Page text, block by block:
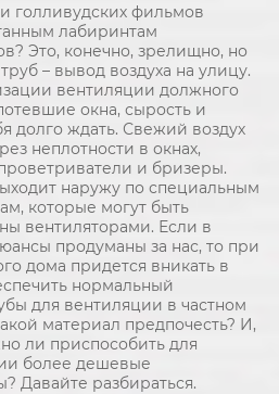
голливудских фильмов
лабиринтам
Это, конечно, зрелищно, но
– вывод воздуха на улицу.
вентиляции должного
окна, сырость и
долго ждать. Свежий воздух
неплотности в окнах,
и бризеры.
наружу по специальным
которые могут быть
вентиляторами. Если в
продуманы за нас, то при
дома придется вникать в
нормальный
для вентиляции в частном
материал предпочесть? И,
ли приспособить для
более дешевые
Давайте разбираться.